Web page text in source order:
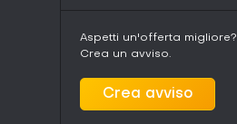
Aspetti un'offerta migliore?
Crea un avviso.
Crea avviso